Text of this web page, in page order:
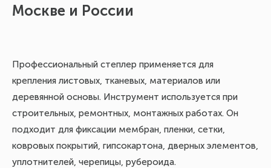
Москве и России
Профессиональный степлер применяется для
крепления листовых, тканевых, материалов или
деревянной основы. Инструмент используется при
строительных, ремонтных, монтажных работах. Он
подходит для фиксации мембран, пленки, сетки,
ковровых покрытий, гипсокартона, дверных элементов,
уплотнителей, черепицы, рубероида.